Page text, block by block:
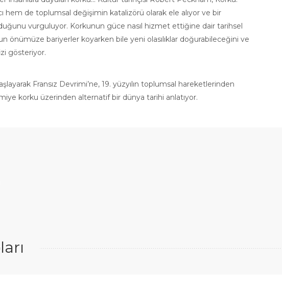
de toplumsal değişimin katalizörü olarak ele alıyor ve bir
vurguluyor. Korkunun güce nasıl hizmet ettiğine dair tarihsel
önümüze bariyerler koyarken bile yeni olasılıklar doğurabileceğini ve
gösteriyor.
Fransız Devrimi’ne, 19. yüzyılın toplumsal hareketlerinden
korku üzerinden alternatif bir dünya tarihi anlatıyor.